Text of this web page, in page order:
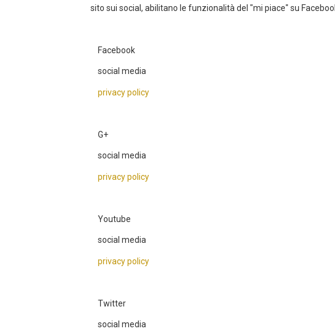
sito sui social, abilitano le funzionalità del "mi piace" su
Facebook
social media
privacy policy
G+
social media
privacy policy
Youtube
social media
privacy policy
Twitter
social media